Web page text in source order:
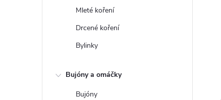
Mleté koření
Drcené koření
Bylinky
Bujóny a omáčky
Bujóny